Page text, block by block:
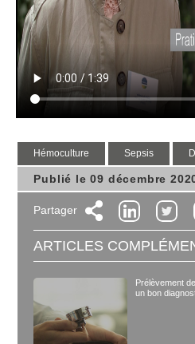
hémoculture sepsis
Publié le 09 décembre
Partager
ARTICLES
Prélèvement
un bon